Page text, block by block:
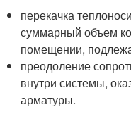
перекачка
суммарный объем
помещении,
преодоление
внутри системы,
арматуры.